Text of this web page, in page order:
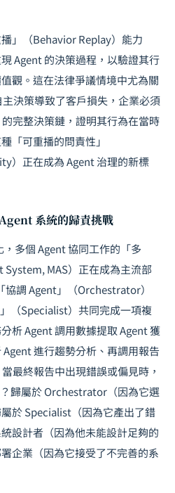
」（Behavior Replay）能力
Agent 的決策過程，以驗證其行
觀。這在法律爭議情境中尤為關
決策導致了客戶損失，企業必須
完整決策鏈，證明其行為在當時
「可重播的問責性」
）正在成為 Agent 治理的新標
系統的歸責挑戰
多個 Agent 協同工作的「多
MAS）正在成為主流部
協調 Agent」（Orchestrator）
（Specialist）共同完成一項複
析 Agent 調用數據提取 Agent 獲
進行趨勢分析、再調用報告
最終報告中出現錯誤或偏見時，
歸屬於 Orchestrator（因為它選
於 Specialist（因為它產出了錯
設計者（因為他未能設計足夠的
企業（因為它接受了不完善的系